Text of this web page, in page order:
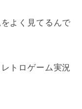
よく見てるんで
トロゲーム実況